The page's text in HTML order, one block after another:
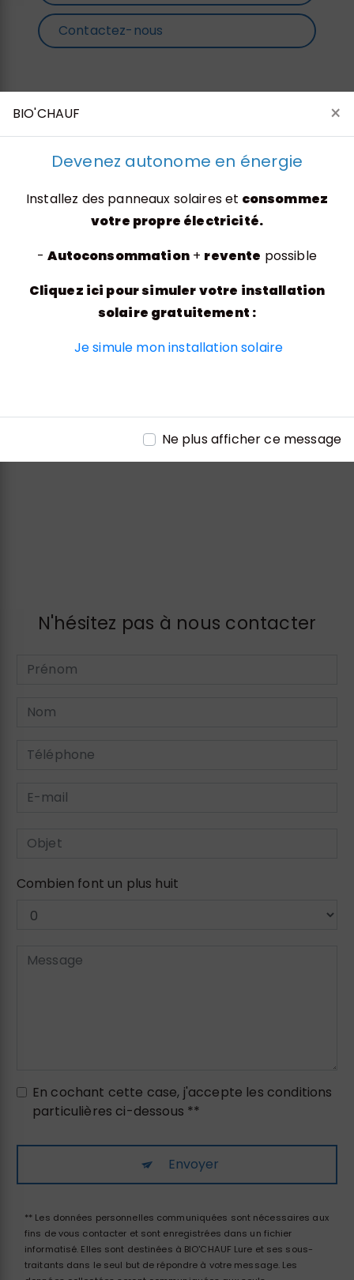
BIO'CHAUF ×
Devenez autonome en énergie
Installez des panneaux solaires et consommez
votre propre électricité.
-Autoconsommation+ revente possible
Cliquez ici pour simuler votre installation
solaire gratuitement :
Je simule mon installation solaire
Ne plus afficher ce message
Contactez-nous
Rue de l'Entreprise, 70200 Lure
Téléphone
N'hésitez pas à nous contacter
Combien font un plus huit
En cochant cette case, j'accepte les conditions
particulières ci-dessous **
Envoyer
** Les données personnelles communiquées sont nécessaires aux
fins de vous contacter et sont enregistrées dans un fichier
informatisé. Elles sont destinées à BIO'CHAUF Lure et ses sous-
traitants dans le seul but de répondre à votre message. Les